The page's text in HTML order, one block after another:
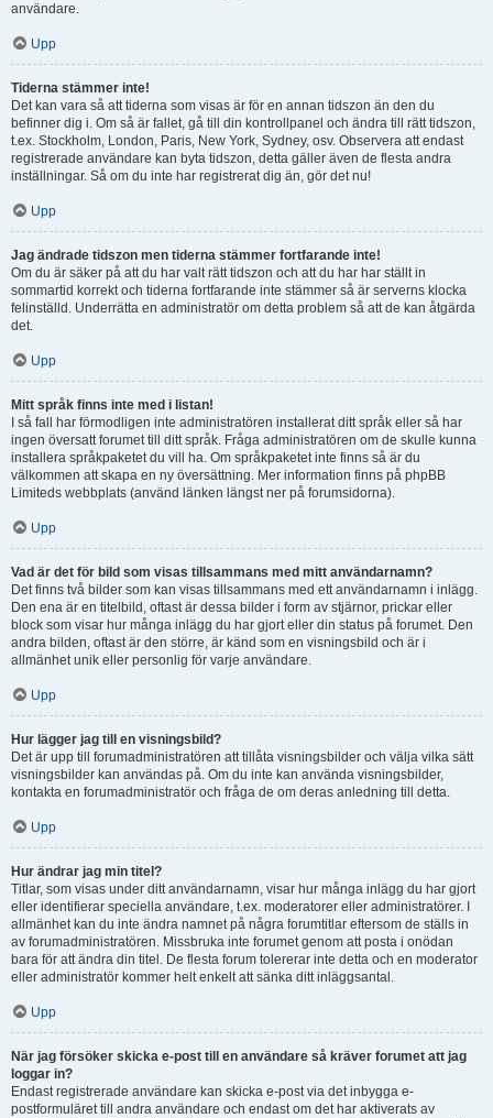
användare.
Upp
Tiderna stämmer inte!
Det kan vara så att tiderna som visas är för en annan tidszon än den du
befinner dig i. Om så är fallet, gå till din kontrollpanel och ändra till rätt tidszon,
t.ex. Stockholm, London, Paris, New York, Sydney, osv. Observera att endast
registrerade användare kan byta tidszon, detta gäller även de flesta andra
inställningar. Så om du inte har registrerat dig än, gör det nu!
Upp
Jag ändrade tidszon men tiderna stämmer fortfarande inte!
Om du är säker på att du har valt rätt tidszon och att du har har ställt in
sommartid korrekt och tiderna fortfarande inte stämmer så är serverns klocka
felinställd. Underrätta en administratör om detta problem så att de kan åtgärda
det.
Upp
Mitt språk finns inte med i listan!
I så fall har förmodligen inte administratören installerat ditt språk eller så har
ingen översatt forumet till ditt språk. Fråga administratören om de skulle kunna
installera språkpaketet du vill ha. Om språkpaketet inte finns så är du
välkommen att skapa en ny översättning. Mer information finns på phpBB
Limiteds webbplats (använd länken längst ner på forumsidorna).
Upp
Vad är det för bild som visas tillsammans med mitt användarnamn?
Det finns två bilder som kan visas tillsammans med ett användarnamn i inlägg.
Den ena är en titelbild, oftast är dessa bilder i form av stjärnor, prickar eller
block som visar hur många inlägg du har gjort eller din status på forumet. Den
andra bilden, oftast är den större, är känd som en visningsbild och är i
allmänhet unik eller personlig för varje användare.
Upp
Hur lägger jag till en visningsbild?
Det är upp till forumadministratören att tillåta visningsbilder och välja vilka sätt
visningsbilder kan användas på. Om du inte kan använda visningsbilder,
kontakta en forumadministratör och fråga de om deras anledning till detta.
Upp
Hur ändrar jag min titel?
Titlar, som visas under ditt användarnamn, visar hur många inlägg du har gjort
eller identifierar speciella användare, t.ex. moderatorer eller administratörer. I
allmänhet kan du inte ändra namnet på några forumtitlar eftersom de ställs in
av forumadministratören. Missbruka inte forumet genom att posta i onödan
bara för att ändra din titel. De flesta forum tolererar inte detta och en moderator
eller administratör kommer helt enkelt att sänka ditt inläggsantal.
Upp
När jag försöker skicka e-post till en användare så kräver forumet att jag
loggar in?
Endast registrerade användare kan skicka e-post via det inbygga e-
postformuläret till andra användare och endast om det har aktiverats av